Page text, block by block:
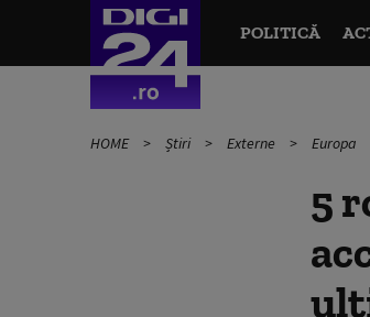
POLITICĂ
HOME Știri Externe Europa
5